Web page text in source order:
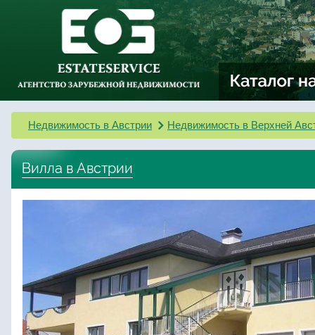
Недвижимость в Австрии Недвижимость в Верхней
Вилла в Австрии